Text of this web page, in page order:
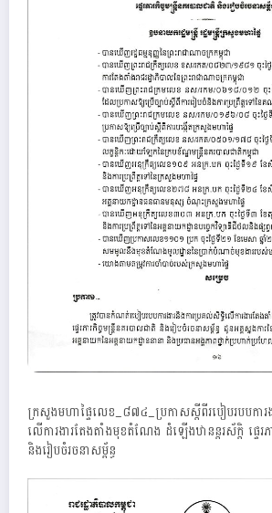
ក្រសួងមហាផ្ទៃលេខ_៨៧៤_ប្រកាសស្តីពីរបៀបរបបការ
លើការងារតែងតាំងមុខតំណែង ដំឡើងឋានន្តរស័ក្តិ ផ្ទេរភ
និងរៀបចំរចនាសម្ព័ន្ធ